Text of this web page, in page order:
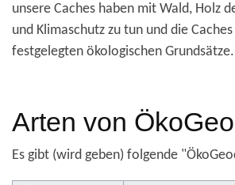
unsere Caches haben mit Wald, Holz
und Klimaschutz zu tun und die
festgelegten ökologischen Grundsätze.
Arten von
Es gibt (wird geben) folgende